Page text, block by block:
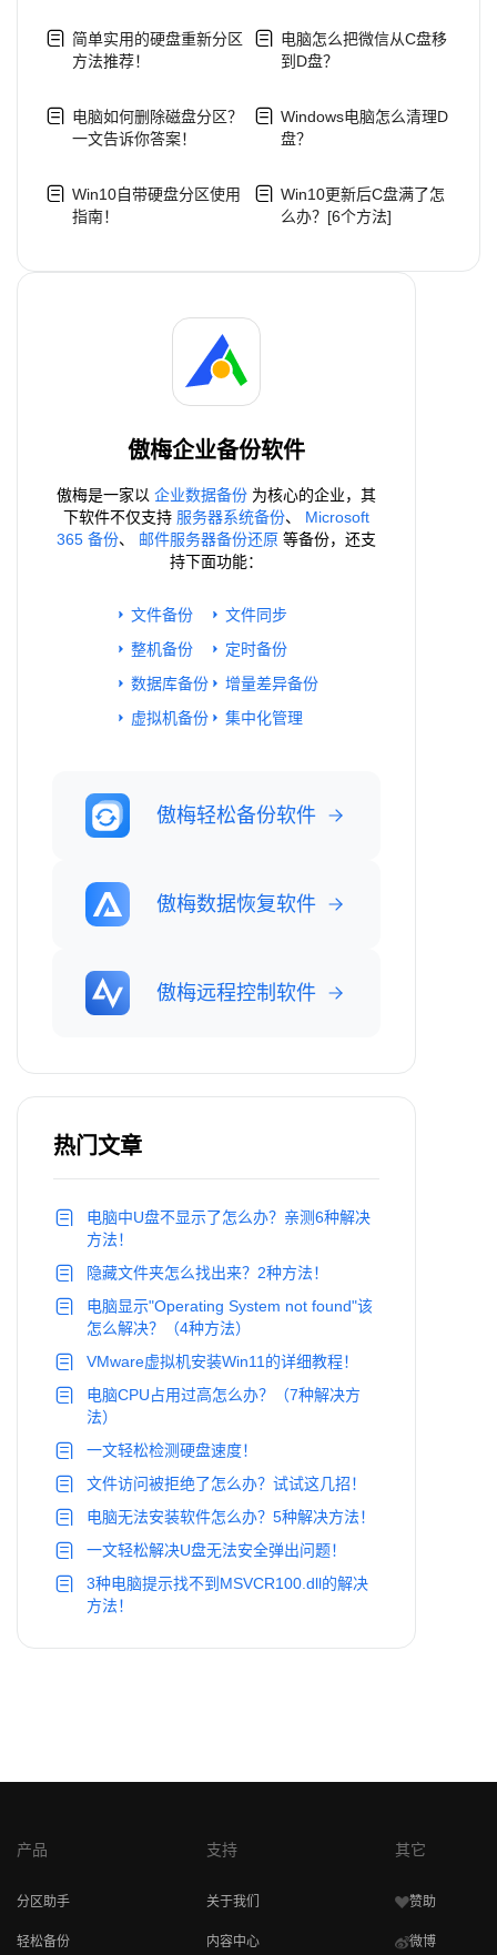
简单实用的硬盘重新分区
方法推荐！
电脑如何删除磁盘分区？
一文告诉你答案！
Win10自带硬盘分区使用
指南！
电脑怎么把微信从C盘移
到D盘？
Windows电脑怎么清理D
盘？
Win10更新后C盘满了怎
么办？[6个方法]
傲梅企业备份软件
傲梅是一家以 企业数据备份 为核心的企业，其
下软件不仅支持 服务器系统备份、 Microsoft
365 备份、 邮件服务器备份还原 等备份，还支
持下面功能：
文件备份
整机备份
数据库备份
虚拟机备份
文件同步
定时备份
增量差异备份
集中化管理
傲梅轻松备份软件
傲梅数据恢复软件
傲梅远程控制软件
热门文章
电脑中U盘不显示了怎么办？亲测6种解决
方法！
隐藏文件夹怎么找出来？2种方法！
电脑显示"Operating System not found"该
怎么解决？（4种方法）
VMware虚拟机安装Win11的详细教程！
电脑CPU占用过高怎么办？（7种解决方
法）
一文轻松检测硬盘速度！
文件访问被拒绝了怎么办？试试这几招！
电脑无法安装软件怎么办？5种解决方法！
一文轻松解决U盘无法安全弹出问题！
3种电脑提示找不到MSVCR100.dll的解决
方法！
产品
分区助手
轻松备份
支持
关于我们
内容中心
其它
赞助
微博